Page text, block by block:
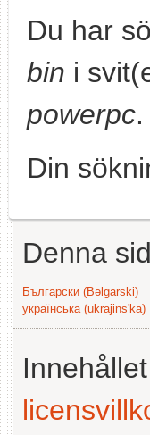
Du har
bin i
powerpc.
Din
Denna
Български (Bəlgarski)
українська (ukrajins'ka)